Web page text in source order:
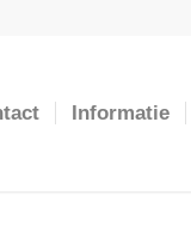
Informatie